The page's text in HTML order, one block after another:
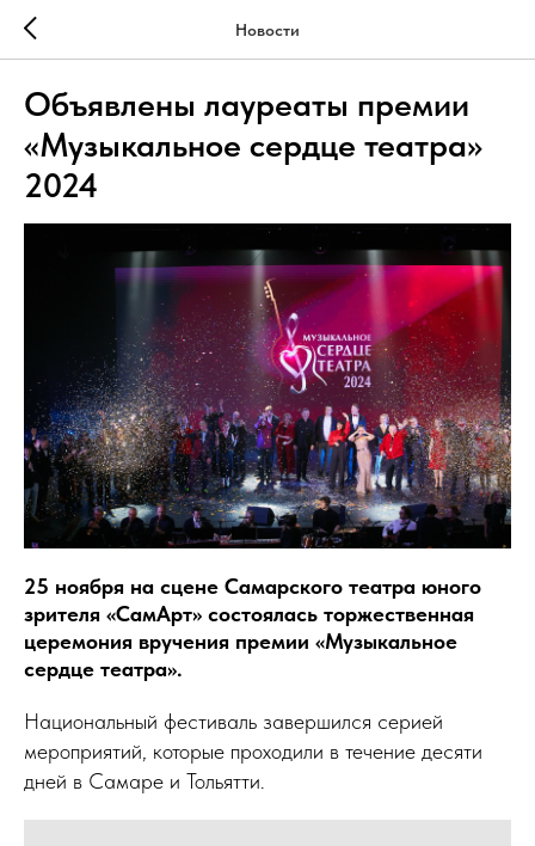
Новости
Объявлены лауреаты премии
«Музыкальное сердце театра»
2024
25 ноября на сцене Самарского театра юного
зрителя «СамАрт» состоялась торжественная
церемония вручения премии «Музыкальное
сердце театра».
Национальный фестиваль завершился серией
мероприятий, которые проходили в течение десяти
дней в Самаре и Тольятти.